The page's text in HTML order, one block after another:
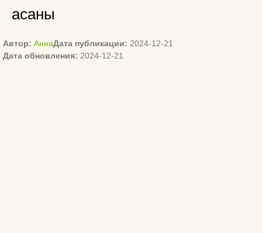
асаны
Автор: АннаДата публикации: 2024-12-21
Дата обновления: 2024-12-21